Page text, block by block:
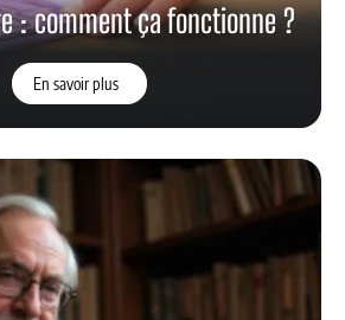
: comment ça fonctionne ?
En savoir plus